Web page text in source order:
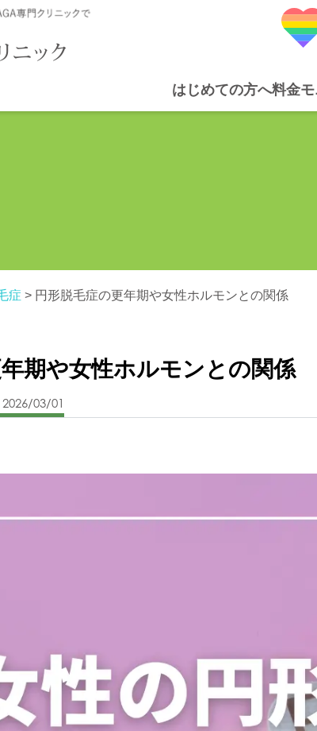
はじめての方へ料金
症 > 円形脱毛症の更年期や女性ホルモンとの関係
期や女性ホルモンとの関係
03/01